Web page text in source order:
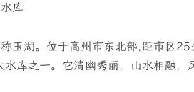
库
玉湖。位于高州市东北部,距市区
库之一。它清幽秀丽，山水相融，